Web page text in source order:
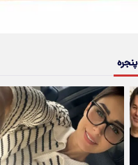
پنجره